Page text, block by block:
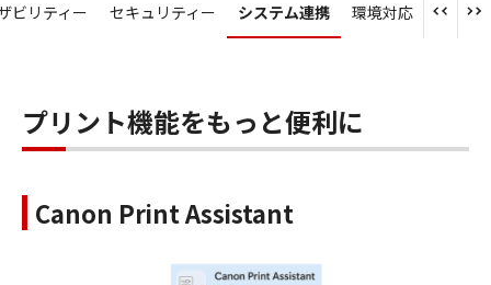
ビリティー セキュリティー システム連携 環境対応
プリント機能をもっと便利に
Canon Print Assistant